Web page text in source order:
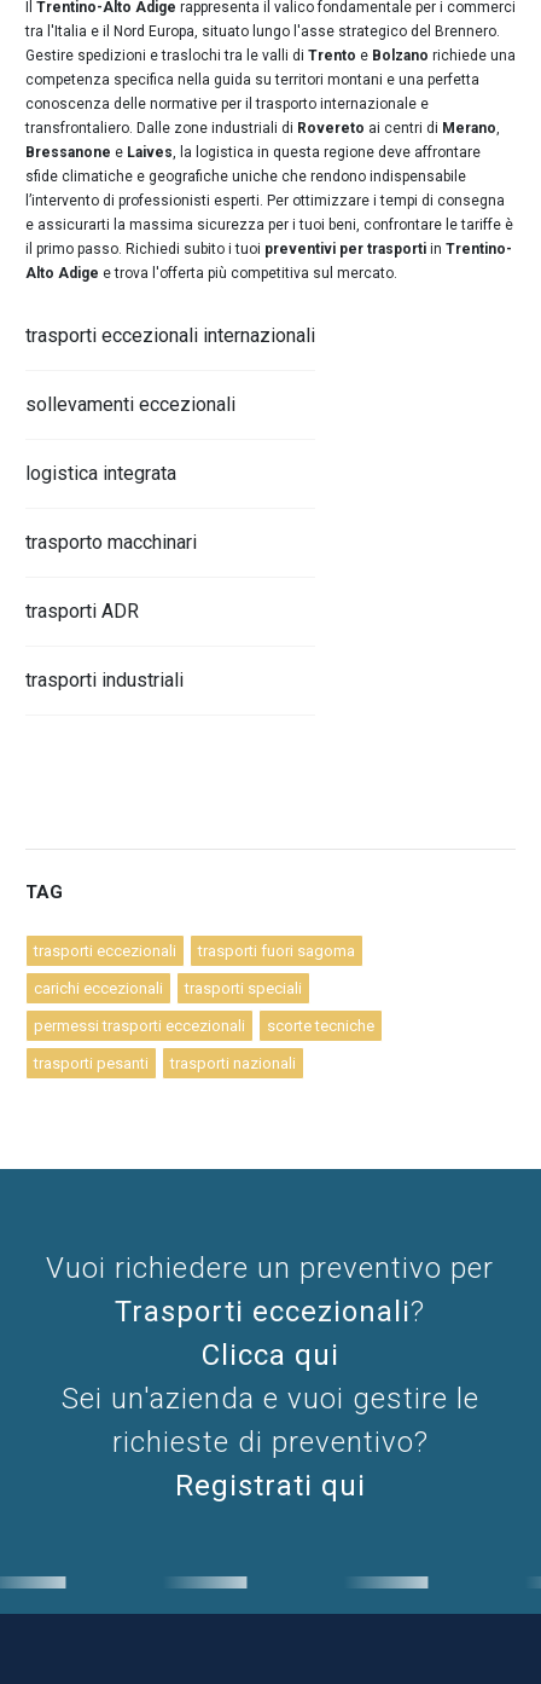
Trentino-Alto Adige rappresenta il valico fondamentale per i commerci
tra l'Italia e il Nord Europa, situato lungo l'asse strategico del Brennero.
Gestire spedizioni e traslochi tra le valli di Trento e Bolzano richiede una
competenza specifica nella guida su territori montani e una perfetta
conoscenza delle normative per il trasporto internazionale e
transfrontaliero. Dalle zone industriali di Rovereto ai centri di Merano,
Bressanone e Laives, la logistica in questa regione deve affrontare
sfide climatiche e geografiche uniche che rendono indispensabile
l’intervento di professionisti esperti. Per ottimizzare i tempi di consegna
e assicurarti la massima sicurezza per i tuoi beni, confrontare le tariffe è
il primo passo. Richiedi subito i tuoi preventivi per trasportiin Trentino-
Alto Adige e trova l'offerta più competitiva sul mercato.
trasporti eccezionali internazionali
sollevamenti eccezionali
logistica integrata
trasporto macchinari
trasporti ADR
trasporti industriali
TAG
trasporti eccezionali trasporti fuori sagoma
carichi eccezionali trasporti speciali
permessi trasporti eccezionali scorte tecniche
trasporti pesanti trasporti nazionali
Vuoi richiedere un preventivo per
Trasporti eccezionali?
Clicca qui
Sei un'azienda e vuoi gestire le
richieste di preventivo?
Registrati qui